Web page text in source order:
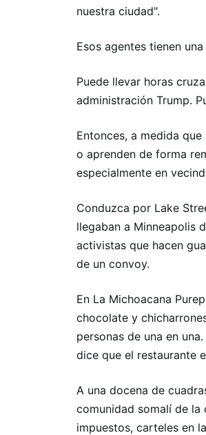
nuestra ciudad".
Esos agentes tienen
Puede llevar horas
administración Trump.
Entonces, a medida
o aprenden de forma
especialmente en
Conduzca por Lake
llegaban a Minneapolis
activistas que hacen
de un convoy.
En La Michoacana
chocolate y
personas de una en
dice que el restaurante
A una docena de
comunidad somalí de
impuestos, carteles en